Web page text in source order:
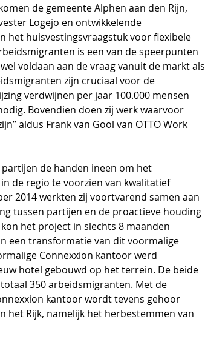
de gemeente Alphen aan den Rijn,
Logejo en ontwikkelende
het huisvestingsvraagstuk voor flexibele
is een van de speerpunten
voldaan aan de vraag vanuit de markt als
zijn cruciaal voor de
verdwijnen per jaar 100.000 mensen
Bovendien doen zij werk waarvoor
aldus Frank van Gool van OTTO Work
de handen ineen om het
de regio te voorzien van kwalitatief
2014 werkten zij voortvarend samen aan
tussen partijen en de proactieve houding
het project in slechts 8 maanden
een transformatie van dit voormalige
Connexxion kantoor werd
hotel gebouwd op het terrein. De beide
350 arbeidsmigranten. Met de
kantoor wordt tevens gehoor
het Rijk, namelijk het herbestemmen van